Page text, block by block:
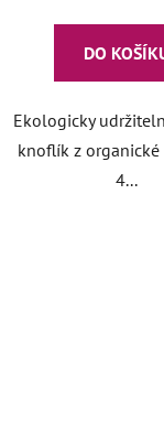
DO
Ekologicky
knoflík z organické
4...